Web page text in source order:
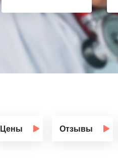
Цены Отзывы